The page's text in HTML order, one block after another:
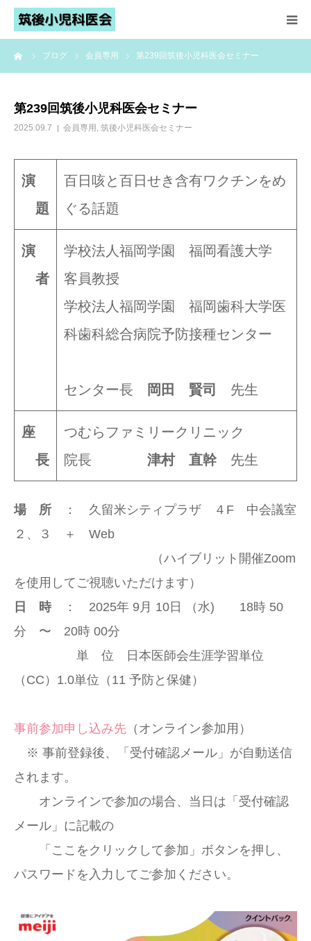
ブログ 会員専用 第239回筑後小児科医会セミナー
第239回筑後小児科医会セミナー
2025.09.7 会員専用 , 筑後小児科医会セミナー
演
題
百日咳と百日せき含有ワクチンをめ
ぐる話題
演
者
学校法人福岡学園 福岡看護大学
客員教授
学校法人福岡学園 福岡歯科大学医
科歯科総合病院予防接種センター
センター長 岡田 賢司 先生
座
長
つむらファミリークリニック
院長 津村 直幹先生
場 所 ： 久留米シティプラザ ４F 中会議室
２、３ ＋ Web
（ハイブリット開催Zoom
を使用してご視聴いただけます）
日 時： 2025年 9月 10日 （水) 18時 50
分 〜 20時 00分
単 位 日本医師会生涯学習単位
（CC）1.0単位（11 予防と保健）
事前参加申し込み先 （オンライン参加用）
※ 事前登録後、「受付確認メール」が自動送信
されます。
オンラインで参加の場合、当日は「受付確認
メール」に記載の
「ここをクリックして参加」ボタンを押し、
パスワードを入力してご参加ください。
HOME
会員名簿
乳幼児健診・予防接種
小児救急